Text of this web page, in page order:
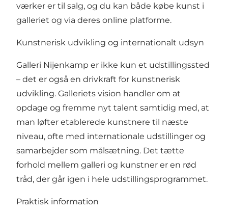
værker er til salg, og du kan både købe kunst i
galleriet og via deres online platforme.
Kunstnerisk udvikling og internationalt udsyn
Galleri Nijenkamp er ikke kun et udstillingssted
– det er også en drivkraft for kunstnerisk
udvikling. Galleriets vision handler om at
opdage og fremme nyt talent samtidig med, at
man løfter etablerede kunstnere til næste
niveau, ofte med internationale udstillinger og
samarbejder som målsætning. Det tætte
forhold mellem galleri og kunstner er en rød
tråd, der går igen i hele udstillingsprogrammet.
Praktisk information